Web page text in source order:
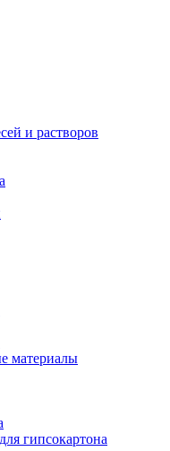
и растворов
материалы
гипсокартона